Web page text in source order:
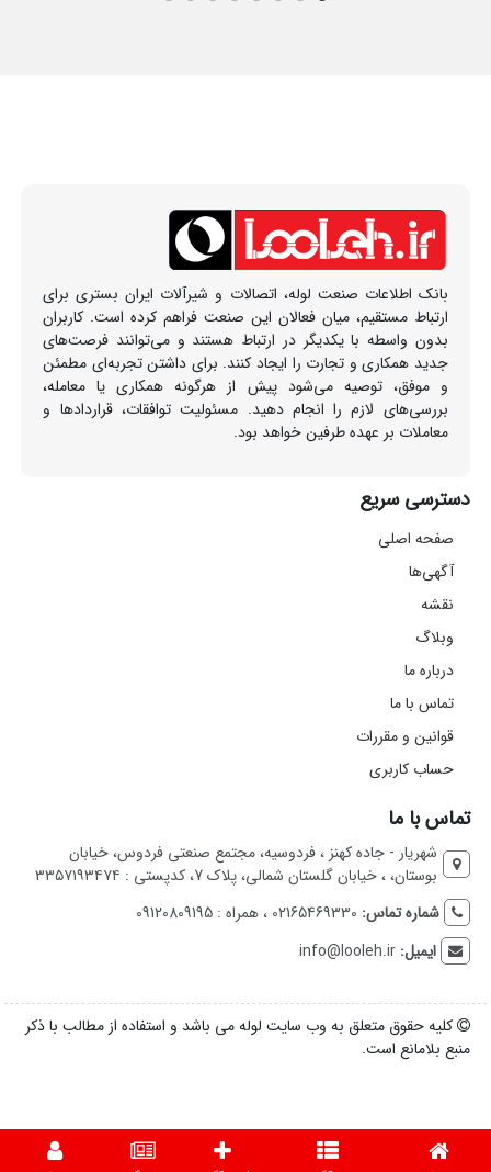
بانک اطلاعات صنعت لوله، اتصالات و شیرآلات ایران بستری برای
ارتباط مستقیم، میان فعالان این صنعت فراهم کرده است. کاربران
بدون واسطه با یکدیگر در ارتباط هستند و می‌توانند فرصت‌های
جدید همکاری و تجارت را ایجاد کنند. برای داشتن تجربه‌ای مطمئن
و موفق، توصیه می‌شود پیش از هرگونه همکاری یا معامله،
بررسی‌های لازم را انجام دهید. مسئولیت توافقات، قراردادها و
معاملات بر عهده طرفین خواهد بود.
دسترسی سریع
صفحه اصلی
آگهی‌ها
نقشه
وبلاگ
درباره ما
تماس با ما
قوانین و مقررات
حساب کاربری
تماس با ما
شهریار - جاده کهنز ، فردوسیه، مجتمع صنعتی فردوس، خیابان
بوستان، ، خیابان گلستان شمالی، پلاک 7، کدپستی : ۳۳۵۷۱۹۳۴۷۴
شماره تماس: 02165469330 ، همراه : 09120809195
ایمیل:info@looleh.ir
کلیه حقوق متعلق به وب سایت لوله می باشد و استفاده از مطالب با ذکر
منبع بلامانع است.